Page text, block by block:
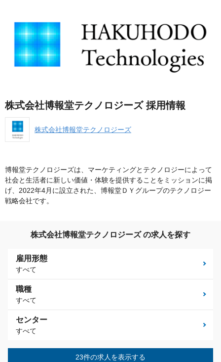
株式会社博報堂テクノロジーズ 採用情報
株式会社博報堂テクノロジーズ
博報堂テクノロジーズは、マーケティングとテクノロジーによって
社会と生活者に新しい価値・体験を提供することをミッションに掲
げ、2022年4月に設立された、博報堂ＤＹグループのテクノロジー
戦略会社です。
株式会社博報堂テクノロジーズ の求人を探す
雇用形態
すべて
職種
すべて
センター
すべて
23件の求人を表示する